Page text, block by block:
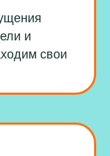
и
свои